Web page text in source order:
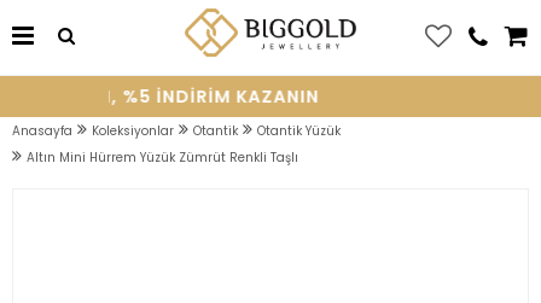
OLUN, %5 INDIRIM KAZANIN
Anasayfa Koleksiyonlar Otantik
Otantik Yüzük
Altın Mini Hürrem Yüzük Zümrüt Renkli Taşlı